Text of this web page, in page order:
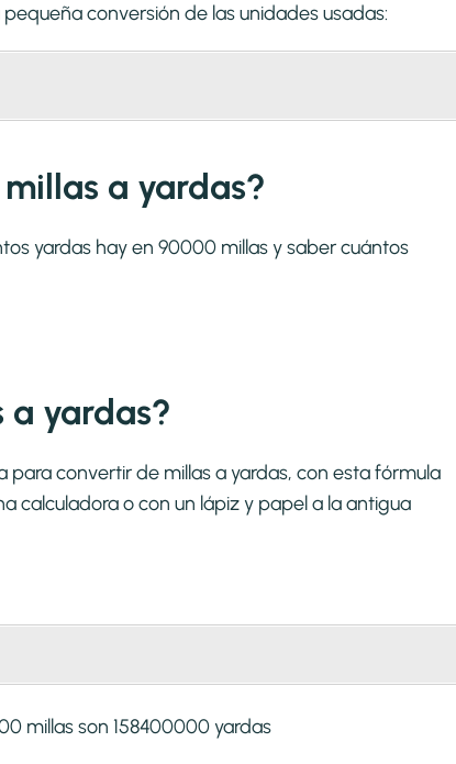
conversión de las unidades usadas:
a yardas?
yardas hay en 90000 millas y saber cuántos
a yardas?
convertir de millas a yardas, con esta fórmula
calculadora o con un lápiz y papel a la antigua
millas son 158400000 yardas